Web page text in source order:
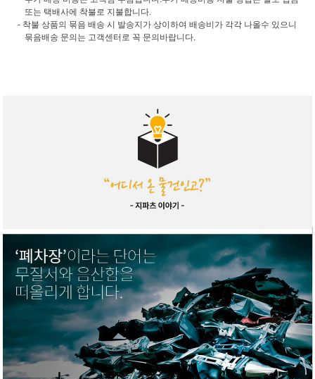
또는 택배사에 착불로 지불합니다.
- 착불 상품의 묶음 배송 시 발송지가 상이하여 배송비가 각각 나올수 있으니
묶음배송 문의는 고객센터로 꼭 문의바랍니다.